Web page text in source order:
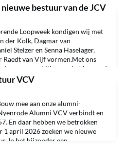
bestuur van de JCV
Loopweek kondigen wij met
der Kolk, Dagmar van
Stelzer en Senna Haselager,
Raedt van Vijf vormen.Met ons
en ambitie naar het komende
kansen en mogelijkheden om de
VCV
mee aan onze alumni-
Alumni VCV verbindt en
En daar hebben we betrokken
1 april 2026 zoeken we nieuwe
In het bijzonder een